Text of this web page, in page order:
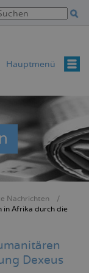
Hauptmenü
Nachrichten
in Afrika durch die
Dexeus